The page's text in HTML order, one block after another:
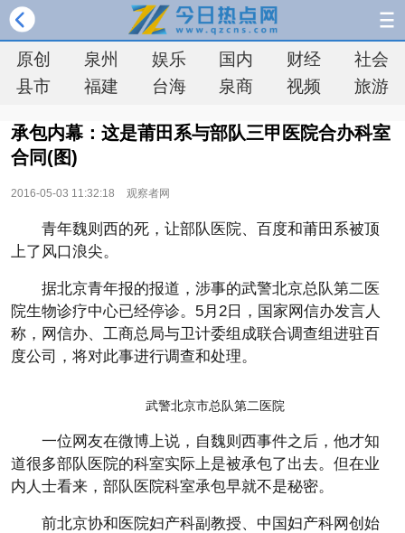
原创 泉州 娱乐 国内 财经
社会
县市
福建 台海 泉商 视频 旅游
承包内幕：这是莆田系与部队三甲医院合办科室
合同(图)
2016-05-03 11:32:18 观察者网
青年魏则西的死，让部队医院、百度和莆田系被顶
上了风口浪尖。
据北京青年报的报道，涉事的武警北京总队第二医
院生物诊疗中心已经停诊。5月2日，国家网信办发言人
称，网信办、工商总局与卫计委组成联合调查组进驻百
度公司，将对此事进行调查和处理。
武警北京市总队第二医院
一位网友在微博上说，自魏则西事件之后，他才知
道很多部队医院的科室实际上是被承包了出去。但在业
内人士看来，部队医院科室承包早就不是秘密。
前北京协和医院妇产科副教授、中国妇产科网创始